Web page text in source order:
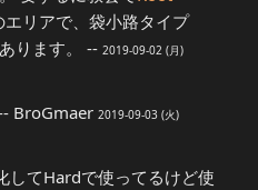
エリアで、袋小路タイプ
ります。 -- 2019-09-02 (月)
BroGmaer 2019-09-03 (火)
してHardで使ってるけど使